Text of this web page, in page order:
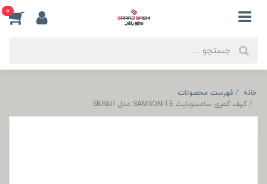
0
خانه
فهرست محصولات
کیف کمری سامسونایت SAMSONITE مدل SBS511